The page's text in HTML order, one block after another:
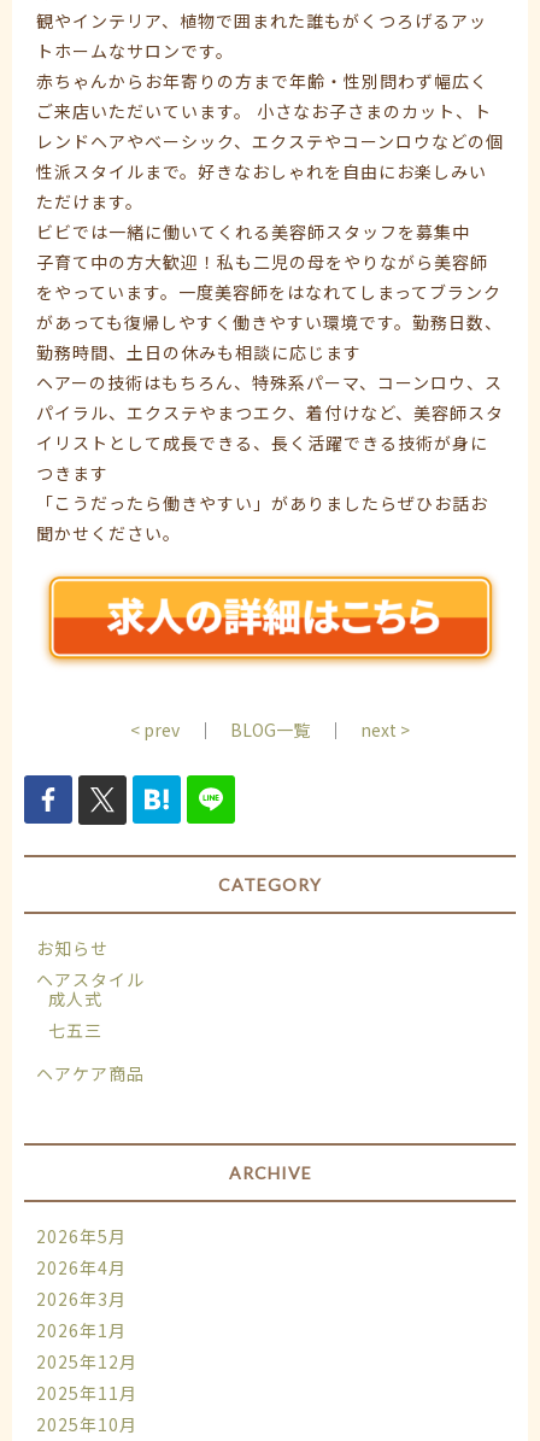
観やインテリア、植物で囲まれた誰もがくつろげるアッ
トホームなサロンです。
赤ちゃんからお年寄りの方まで年齢・性別問わず幅広く
ご来店いただいています。 小さなお子さまのカット、ト
レンドヘアやベーシック、エクステやコーンロウなどの個
性派スタイルまで。好きなおしゃれを自由にお楽しみい
ただけます。
ビビでは一緒に働いてくれる美容師スタッフを募集中
子育て中の方大歓迎！私も二児の母をやりながら美容師
をやっています。一度美容師をはなれてしまってブランク
があっても復帰しやすく働きやすい環境です。勤務日数、
勤務時間、土日の休みも相談に応じます
ヘアーの技術はもちろん、特殊系パーマ、コーンロウ、ス
パイラル、エクステやまつエク、着付けなど、美容師スタ
イリストとして成長できる、長く活躍できる技術が身に
つきます
「こうだったら働きやすい」がありましたらぜひお話お
聞かせください。
< prev ｜ BLOG一覧 ｜ next >
CATEGORY
お知らせ
ヘアスタイル
成人式
七五三
ヘアケア商品
ARCHIVE
2026年5月
2026年4月
2026年3月
2026年1月
2025年12月
2025年11月
2025年10月